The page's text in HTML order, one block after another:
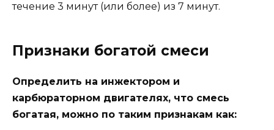
течение 3 минут (или более) из 7 минут.
Признаки богатой смеси
Определить на инжектором и
карбюраторном двигателях, что смесь
богатая, можно по таким признакам как: